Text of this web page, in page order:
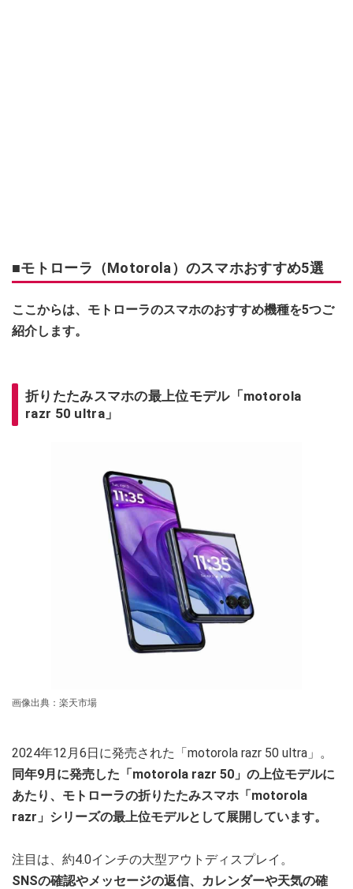
■モトローラ（Motorola）のスマホおすすめ5選
ここからは、モトローラのスマホのおすすめ機種を5つご
紹介します。
折りたたみスマホの最上位モデル「motorola
razr 50 ultra」
画像出典：楽天市場
2024年12月6日に発売された「motorola razr 50 ultra」。
同年9月に発売した「motorola razr 50」の上位モデルに
あたり、モトローラの折りたたみスマホ「motorola
razr」シリーズの最上位モデルとして展開しています。
注目は、約4.0インチの大型アウトディスプレイ。
SNSの確認やメッセージの返信、カレンダーや天気の確